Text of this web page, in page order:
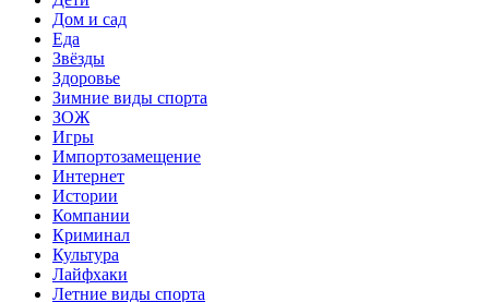
Дом и сад
Еда
Звёзды
Здоровье
Зимние виды спорта
ЗОЖ
Игры
Импортозамещение
Интернет
Истории
Компании
Криминал
Культура
Лайфхаки
Летние виды спорта